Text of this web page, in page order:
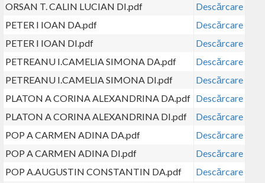
ORSAN T. CALIN LUCIAN DI.pdf
Descărcare
PETER I IOAN DA.pdf
Descărcare
PETER I IOAN DI.pdf
Descărcare
PETREANU I.CAMELIA SIMONA DA.pdf
Descărcare
PETREANU I.CAMELIA SIMONA DI.pdf
Descărcare
PLATON A CORINA ALEXANDRINA DA.pdf Descărcare
PLATON A CORINA ALEXANDRINA DI.pdf
Descărcare
POP A CARMEN ADINA DA.pdf
Descărcare
POP A CARMEN ADINA DI.pdf
Descărcare
POP A.AUGUSTIN CONSTANTIN DA.pdf
Descărcare